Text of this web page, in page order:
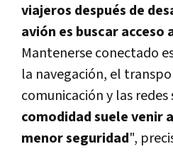
viajeros después de
avión es buscar
Mantenerse conectado
la navegación, el
comunicación y las redes
comodidad suele venir
menor seguridad",